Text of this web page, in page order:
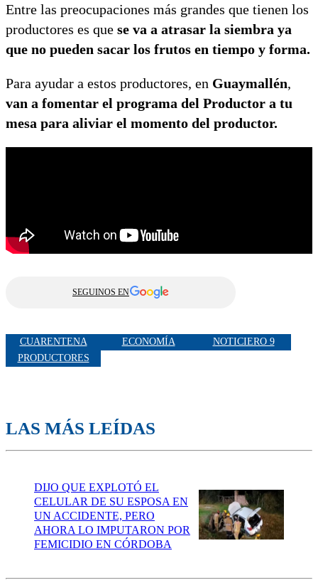
Entre las preocupaciones más grandes que tienen los
productores es que se va a atrasar la siembra ya
que no pueden sacar los frutos en tiempo y forma.
Para ayudar a estos productores, en Guaymallén,
van a fomentar el programa del Productor a tu
mesa para aliviar el momento del productor.
SEGUINOS EN
CUARENTENA ECONOMÍA
NOTICIERO 9
PRODUCTORES
LAS MÁS LEÍDAS
DIJO QUE EXPLOTÓ EL
CELULAR DE SU ESPOSA EN
UN ACCIDENTE, PERO
AHORA LO IMPUTARON POR
FEMICIDIO EN CÓRDOBA